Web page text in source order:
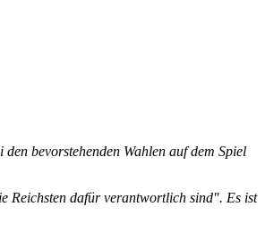
bevorstehenden Wahlen auf dem Spiel
Reichsten dafür verantwortlich sind". Es ist